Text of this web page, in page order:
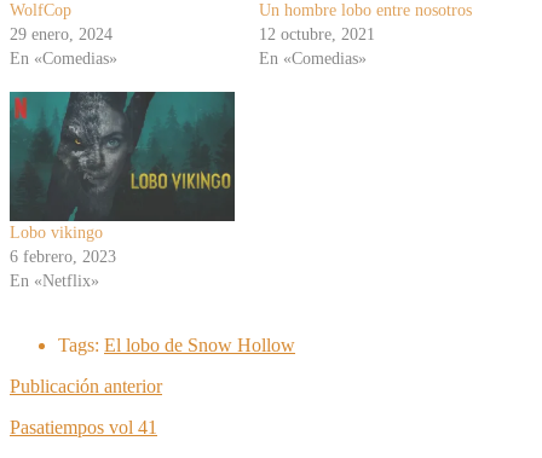
WolfCop
29 enero, 2024
En «Comedias»
Un hombre lobo entre nosotros
12 octubre, 2021
En «Comedias»
Lobo vikingo
6 febrero, 2023
En «Netflix»
Tags: El lobo de Snow Hollow
Publicación anterior
Pasatiempos vol 41